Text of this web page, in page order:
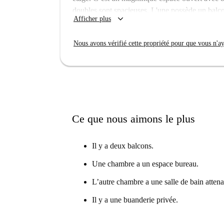
doubles sont spacieuses. L'une possède un
bureau et d'une salle de bains privative.
Votre nouveau quartier est El Raval, très animé
nouvelle maison à proximité de La Rambla et
Afficher plus keyboard_arrow_down
Nous avons vérifié cette propriété pour que vous
Ce que nous aimons le plus
Il y a deux balcons.
Une chambre a un espace bureau.
L’autre chambre a une salle de bain
Il y a une buanderie privée.